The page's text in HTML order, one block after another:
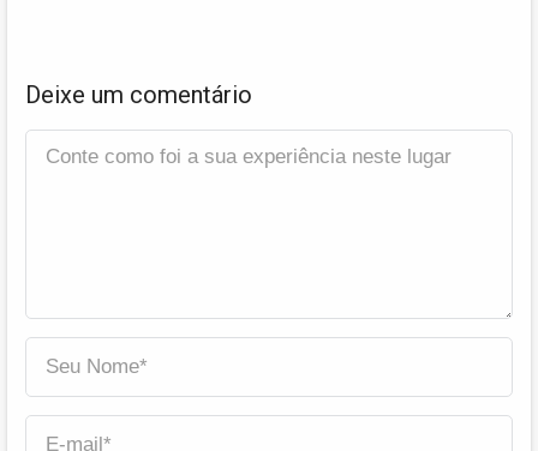
Deixe um comentário